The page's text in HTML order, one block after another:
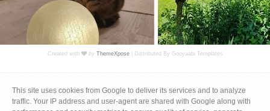
Created with by ThemeXpose| Distributed By Gooyaabi Templates
This site uses cookies from Google to deliver its services and to analyze
traffic. Your IP address and user-agent are shared with Google along with